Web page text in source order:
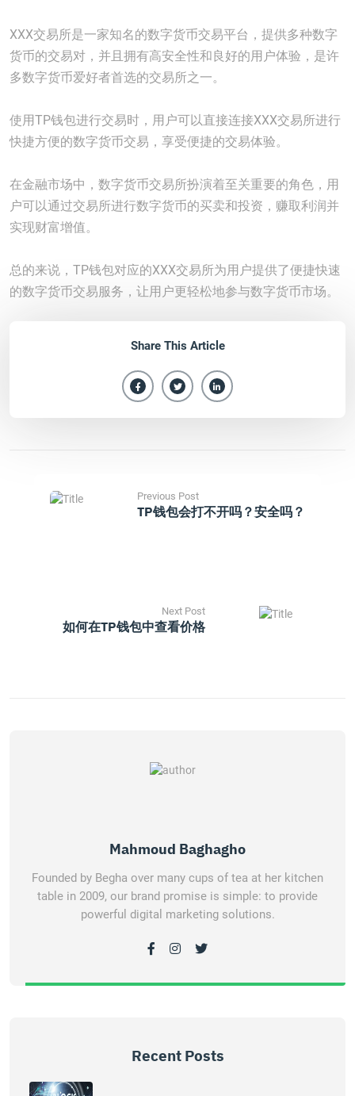
XXX交易所是一家知名的数字货币交易平台，提供多种数字
货币的交易对，并且拥有高安全性和良好的用户体验，是许
多数字货币爱好者首选的交易所之一。
使用TP钱包进行交易时，用户可以直接连接XXX交易所进行
快捷方便的数字货币交易，享受便捷的交易体验。
在金融市场中，数字货币交易所扮演着至关重要的角色，用
户可以通过交易所进行数字货币的买卖和投资，赚取利润并
实现财富增值。
总的来说，TP钱包对应的XXX交易所为用户提供了便捷快速
的数字货币交易服务，让用户更轻松地参与数字货币市场。
Share This Article
Previous Post
TP钱包会打不开吗？安全吗？
Next Post
如何在TP钱包中查看价格
Mahmoud Baghagho
Founded by Begha over many cups of tea at her kitchen
table in 2009, our brand promise is simple: to provide
powerful digital marketing solutions.
Recent Posts